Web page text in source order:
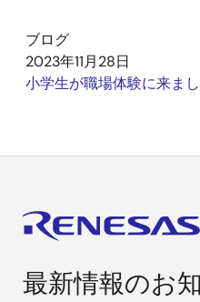
ブログ
2023年11月28日
小学生が職場体験に来ま
最新情報のお